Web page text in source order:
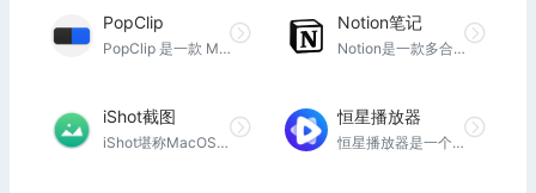
PopClip
PopClip 是一款 Mac 划词操作增强工具，可选装翻译搜索、格式转换等丰富扩展，联动多种软件执行创建提醒事项、添加到笔记等快捷操作，有效提升工作效率。
Notion笔记
Notion是一款多合一的高效、多功能笔记软件，更是一个将笔记、知识库和任务管理无缝整合的协作平台。在一个地方写作、计划和组织。自定义Notion以按照您的方式工作。
iShot截图
iShot堪称MacOS上功能最为全面的截图、录屏、OCR、截图翻译工具，长截图、多窗口截图、全屏带壳截图、延时截图、标注、贴图、取色、录屏、录音、OCR、截图翻译等众多丰富功能满足你各种需求，iShot出色的功能，赢得广大用户好评！
恒星播放器
恒星播放器是一个支持全格式超高清真4K解码,蓝光HDR低占用,支持ISO文件直出的播放器.支持多显卡AI智能协同解码,流畅播放低延迟,拥有独家高速运动补偿算法,高帧电影极致享受,强大的插件扩展,支持madvr,自定义着色器等,定制你的私人影院效果.